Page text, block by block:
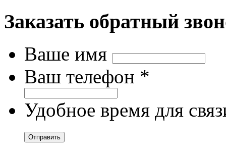
Заказать обратный
Ваше имя
Ваш телефон *
Удобное время для